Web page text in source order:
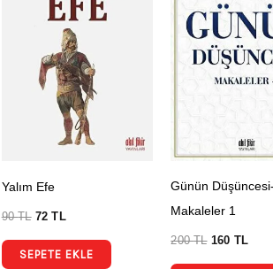
Yalım Efe
90TL 72TL
SEPETE EKLE
Günün Düşüncesi-
Makaleler 1
200TL 160 TL